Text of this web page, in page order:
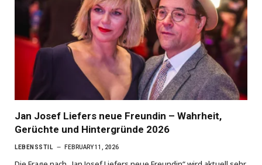
Jan Josef Liefers neue Freundin – Wahrheit,
Gerüchte und Hintergründe 2026
LEBENSSTIL FEBRUARY 11, 2026